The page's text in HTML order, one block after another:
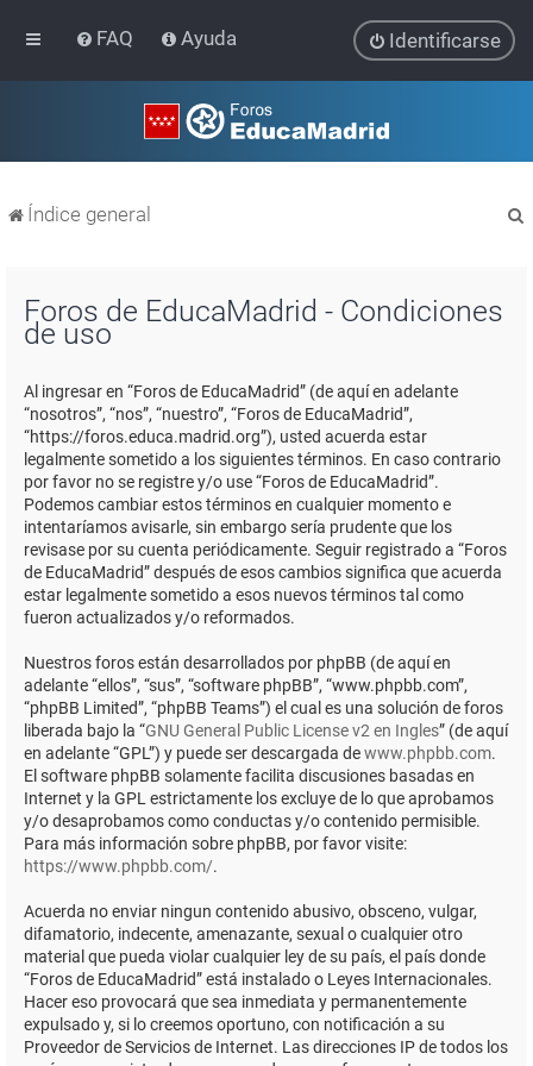
FAQ Ayuda Identificarse
Índice general
Foros de EducaMadrid - Condiciones
de uso
Al ingresar en “Foros de EducaMadrid” (de aquí en adelante
“nosotros”, “nos”, “nuestro”, “Foros de EducaMadrid”,
“https://foros.educa.madrid.org”), usted acuerda estar
legalmente sometido a los siguientes términos. En caso contrario
por favor no se registre y/o use “Foros de EducaMadrid”.
Podemos cambiar estos términos en cualquier momento e
intentaríamos avisarle, sin embargo sería prudente que los
revisase por su cuenta periódicamente. Seguir registrado a “Foros
de EducaMadrid” después de esos cambios significa que acuerda
estar legalmente sometido a esos nuevos términos tal como
fueron actualizados y/o reformados.
Nuestros foros están desarrollados por phpBB (de aquí en
adelante “ellos”, “sus”, “software phpBB”, “www.phpbb.com”,
“phpBB Limited”, “phpBB Teams”) el cual es una solución de foros
liberada bajo la “GNU General Public License v2 en Ingles” (de aquí
en adelante “GPL”) y puede ser descargada dewww.phpbb.com.
El software phpBB solamente facilita discusiones basadas en
Internet y la GPL estrictamente los excluye de lo que aprobamos
y/o desaprobamos como conductas y/o contenido permisible.
Para más información sobre phpBB, por favor visite:
https://www.phpbb.com/.
Acuerda no enviar ningun contenido abusivo, obsceno, vulgar,
difamatorio, indecente, amenazante, sexual o cualquier otro
material que pueda violar cualquier ley de su país, el país donde
“Foros de EducaMadrid” está instalado o Leyes Internacionales.
Hacer eso provocará que sea inmediata y permanentemente
expulsado y, si lo creemos oportuno, con notificación a su
Proveedor de Servicios de Internet. Las direcciones IP de todos los